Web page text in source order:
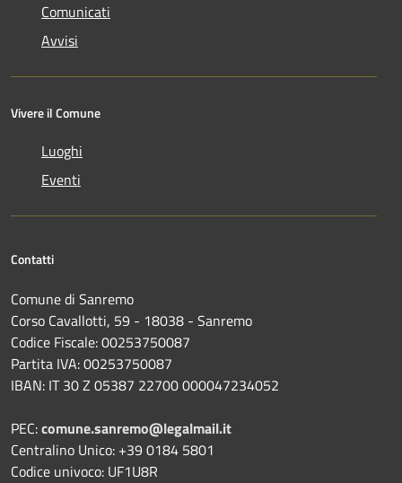
Comunicati
Avvisi
Vivere il Comune
Luoghi
Eventi
Contatti
Comune di Sanremo
Corso Cavallotti, 59 - 18038 - Sanremo
Codice Fiscale: 00253750087
Partita IVA: 00253750087
IBAN: IT 30 Z 05387 22700 000047234052
PEC:comune.sanremo@legalmail.it
Centralino Unico: +39 0184 5801
Codice univoco: UF1U8R